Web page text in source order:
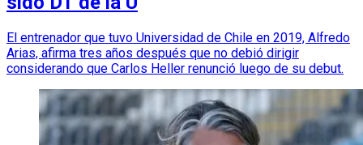
El entrenador que tuvo Universidad de Chile en 2019, Alfredo
Arias, afirma tres años después que no debió dirigir
considerando que Carlos Heller renunció luego de su debut.